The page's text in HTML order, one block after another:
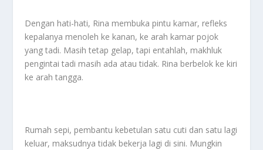
Dengan hati-hati, Rina membuka pintu kamar, refleks
kepalanya menoleh ke kanan, ke arah kamar pojok
yang tadi. Masih tetap gelap, tapi entahlah, makhluk
pengintai tadi masih ada atau tidak. Rina berbelok ke kiri
ke arah tangga.
Rumah sepi, pembantu kebetulan satu cuti dan satu lagi
keluar, maksudnya tidak bekerja lagi di sini. Mungkin